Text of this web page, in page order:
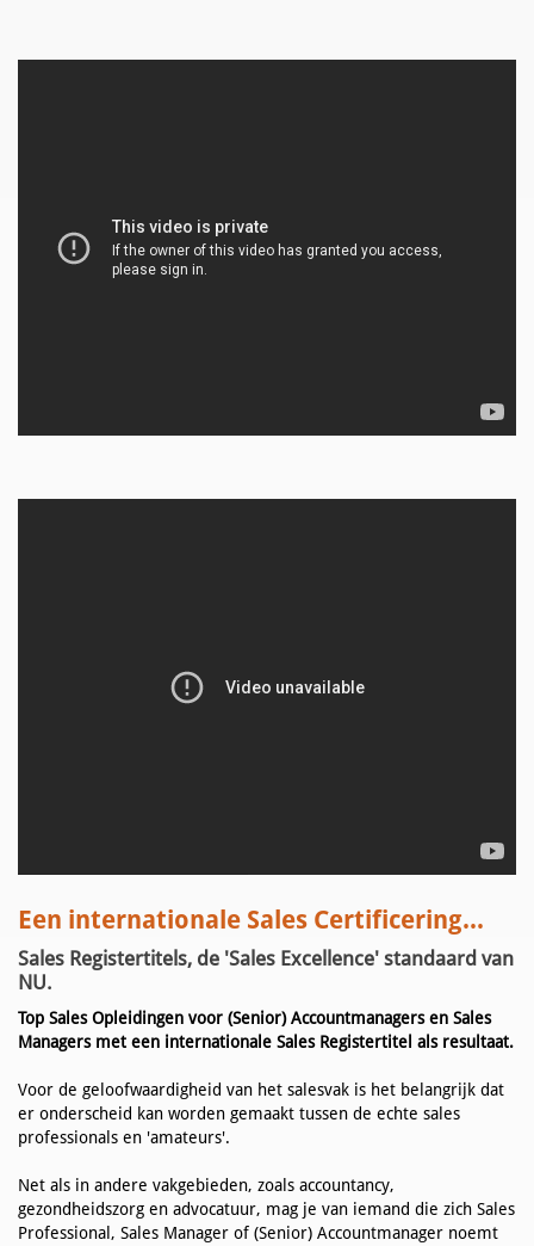
Een internationale Sales Certificering...
Sales Registertitels, de 'Sales Excellence' standaard van
NU.
Top Sales Opleidingen voor (Senior) Accountmanagers en Sales
Managers met een internationale Sales Registertitel als resultaat.
Voor de geloofwaardigheid van het salesvak is het belangrijk dat
er onderscheid kan worden gemaakt tussen de echte sales
professionals en 'amateurs'.
Net als in andere vakgebieden, zoals accountancy,
gezondheidszorg en advocatuur, mag je van iemand die zich Sales
Professional, Sales Manager of (Senior) Accountmanager noemt